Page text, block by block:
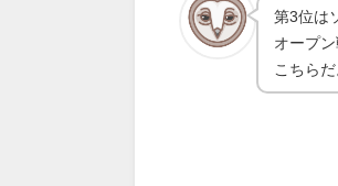
第3位は
オープ
こちらだ